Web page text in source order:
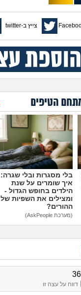
צייץ ב-twitter
הטיפים
בלי מסגרות ובלי שגרה:
איך שומרים על שנת
הילדים בחופש הגדול -
ומצילים את השפיות של
ההורים?
(מערכת AskPeople)
דווח על עצה זו